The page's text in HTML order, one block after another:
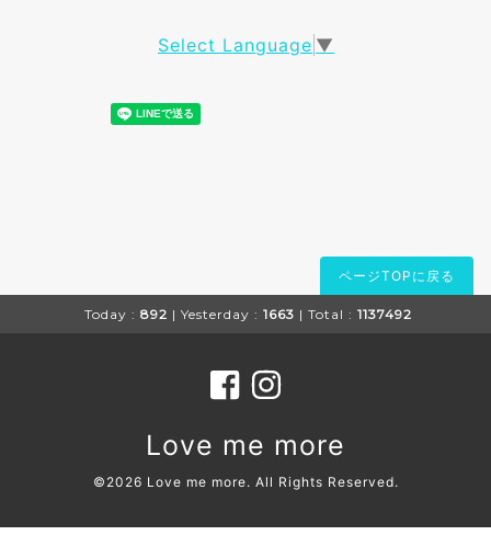
Select Language ▼
ページTOPに戻る
Today : 892 | Yesterday : 1663 | Total : 1137492
Love me more
©2026 Love me more. All Rights Reserved.